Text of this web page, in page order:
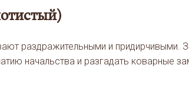
раздражительными и придирчивыми.
начальства и разгадать коварные